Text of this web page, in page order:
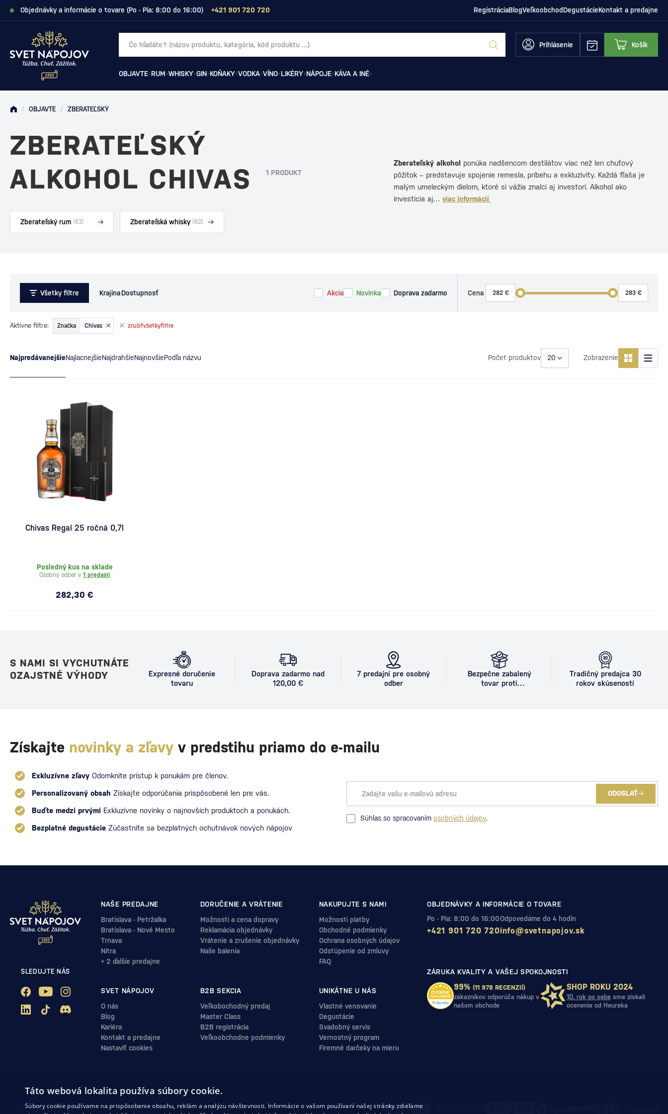
Objednávky a informácie o tovare (Po - Pia: 8:00 do 16:00) +421 901 720 720 RegistráciaBlogVeľkoobchodDegustácieKontakt a predajne
Prihlásenie Košík
OBJAVTE RUM WHISKY GIN KOŇAKY VODKA VÍNO LIKÉRY NÁPOJE KÁVA A INÉ
/ OBJAVTE / ZBERATEĽSKÝ
ZBERATEĽSKÝ
ALKOHOL CHIVAS
1 PRODUKT
Zberateľský rum (63) Zberateľská whisky(62)
Zberateľský alkohol ponúka nadšencom destilátov viac než len chuťový
pôžitok – predstavuje spojenie remesla, príbehu a exkluzivity. Každá fľaša je
malým umeleckým dielom, ktoré si vážia znalci aj investori. Alkohol ako
investícia aj… viac informácií
Všetky filtre KrajinaDostupnosť Akcia Novinka Doprava zadarmo Cena
NajpredávanejšieNajlacnejšieNajdrahšieNajnovšiePodľa názvu Počet produktov Zobrazenie
zrušiťvšetkyfiltre
Aktívne filtre: Značka Chivas
Chivas Regal 25 ročná 0,7l
Posledný kus na sklade
Osobný odber v1 predajni
282,30 €
S NAMI SI VYCHUTNÁTE
OZAJSTNÉ VÝHODY
Expresné doručenie
tovaru
Doprava zadarmo nad
120,00 €
7 predajní pre osobný
odber
Bezpečne zabalený
tovar proti
Tradičný predajca 30
rokov skúseností
Získajte novinky a zľavy v predstihu priamo do e-mailu
Exkluzívne zľavy Odomknite prístup k ponukám pre členov.
Personalizovaný obsah Získajte odporúčania prispôsobené len pre vás.
Buďte medzi prvými Exkluzívne novinky o najnovších produktoch a ponukách.
Bezplatné degustácie Zúčastnite sa bezplatných ochutnávok nových nápojov
ODOSLAŤ
Súhlas so spracovaním osobných údajov.
SLEDUJTE NÁS
NAŠE PREDAJNE
Bratislava - Petržalka
Bratislava - Nové Mesto
Trnava
Nitra
+ 2 ďalšie predajne
DORUČENIE A VRÁTENIE
Možnosti a cena dopravy
Reklamácia objednávky
Vrátenie a zrušenie objednávky
Naše balenia
NAKUPUJTE S NAMI
Možnosti platby
Obchodné podmienky
Ochrana osobných údajov
Odstúpenie od zmluvy
FAQ
SVET NÁPOJOV
O nás
Blog
Kariéra
Kontakt a predajne
Nastaviť cookies
B2B SEKCIA
Veľkobochodný predaj
Master Class
B2B registrácia
Veľkoobchodne podmienky
UNIKÁTNE U NÁS
Vlastné venovanie
Degustácie
Svadobný servis
Vernostný program
Firemné darčeky na mieru
OBJEDNÁVKY A INFORMÁCIE O TOVARE
Po - Pia: 8:00 do 16:00
+421 901 720 720
Odpovedáme do 4 hodín
info@svetnapojov.sk
ZÁRUKA KVALITY A VAŠEJ SPOKOJNOSTI
99% (11 978 RECENZIÍ)
zákazníkov odporúča nákup v
našom obchode
SHOP ROKU 2024
10. rok po sebesme získali
ocenenie od Heureka
Ochrana osobných údajovObchodné podmienkyOdstúpenie od zmluvy
Táto webová lokalita používa súbory cookie.
Súbory cookie používame na prispôsobenie obsahu, reklám a analýzu návštevnosti. Informácie o vašom používaní našej stránky zdieľame